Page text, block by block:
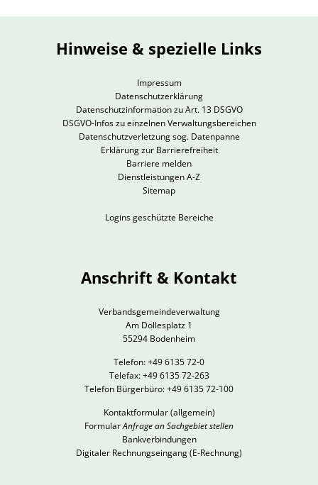
Hinweise & spezielle Links
Impressum
Datenschutzerklärung
Datenschutzinformation zu Art. 13 DSGVO
DSGVO-Infos zu einzelnen Verwaltungsbereichen
Datenschutzverletzung sog. Datenpanne
Erklärung zur Barrierefreiheit
Barriere melden
Dienstleistungen A-Z
Sitemap
Logins geschützte Bereiche
Anschrift & Kontakt
Verbandsgemeindeverwaltung
Am Dollesplatz 1
55294 Bodenheim
Telefon: +49 6135 72-0
Telefax: +49 6135 72-263
Telefon Bürgerbüro: +49 6135 72-100
Kontaktformular(allgemein)
FormularAnfrage an Sachgebiet stellen
Bankverbindungen
Digitaler Rechnungseingang (E-Rechnung)